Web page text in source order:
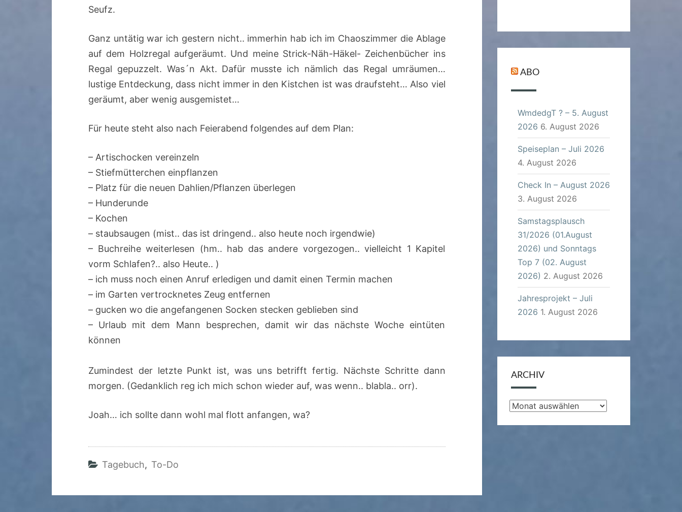
Seufz.
Ganz untätig war ich gestern nicht.. immerhin hab ich im Chaoszimmer die Ablage
auf dem Holzregal aufgeräumt. Und meine Strick-Näh-Häkel- Zeichenbücher ins
Regal gepuzzelt. Was´n Akt. Dafür musste ich nämlich das Regal umräumen…
lustige Entdeckung, dass nicht immer in den Kistchen ist was draufsteht… Also viel
geräumt, aber wenig ausgemistet…
Für heute steht also nach Feierabend folgendes auf dem Plan:
– Artischocken vereinzeln
– Stiefmütterchen einpflanzen
– Platz für die neuen Dahlien/Pflanzen überlegen
– Hunderunde
– Kochen
– staubsaugen (mist.. das ist dringend.. also heute noch irgendwie)
– Buchreihe weiterlesen (hm.. hab das andere vorgezogen.. vielleicht 1 Kapitel
vorm Schlafen?.. also Heute.. )
– ich muss noch einen Anruf erledigen und damit einen Termin machen
– im Garten vertrocknetes Zeug entfernen
– gucken wo die angefangenen Socken stecken geblieben sind
– Urlaub mit dem Mann besprechen, damit wir das nächste Woche eintüten
können
Zumindest der letzte Punkt ist, was uns betrifft fertig. Nächste Schritte dann
morgen. (Gedanklich reg ich mich schon wieder auf, was wenn.. blabla.. orr).
Joah… ich sollte dann wohl mal flott anfangen, wa?
Tagebuch, To-Do
ABO
WmdedgT ? – 5. August
2026 6. August 2026
Speiseplan – Juli 2026
4. August 2026
Check In – August 2026
3. August 2026
Samstagsplausch
31/2026 (01.August
2026) und Sonntags
Top 7 (02. August
2026) 2. August 2026
Jahresprojekt – Juli
2026 1. August 2026
ARCHIV
Archiv